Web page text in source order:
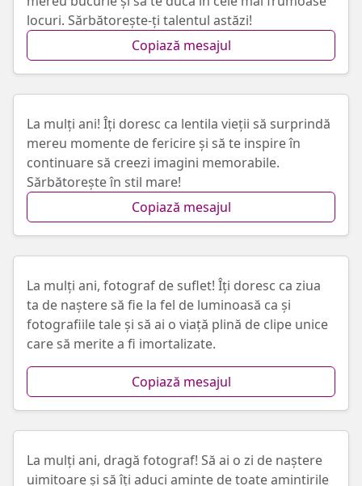
locuri. Sărbătorește-ți talentul astăzi!
Copiază mesajul
La mulți ani! Îți doresc ca lentila vieții să surprindă
mereu momente de fericire și să te inspire în
continuare să creezi imagini memorabile.
Sărbătorește în stil mare!
Copiază mesajul
La mulți ani, fotograf de suflet! Îți doresc ca ziua
ta de naștere să fie la fel de luminoasă ca și
fotografiile tale și să ai o viață plină de clipe unice
care să merite a fi imortalizate.
Copiază mesajul
La mulți ani, dragă fotograf! Să ai o zi de naștere
uimitoare și să îți aduci aminte de toate amintirile